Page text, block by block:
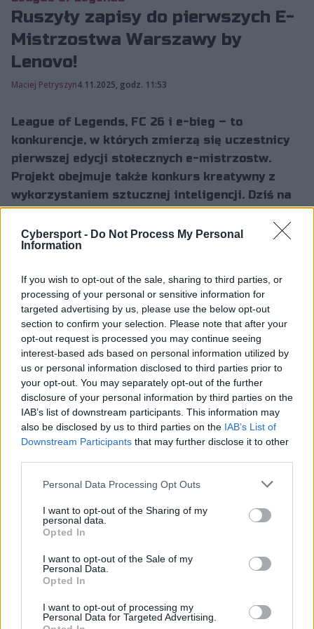
Cybersport - Do Not Process My Personal
Information
If you wish to opt-out of the sale, sharing to third parties, or
processing of your personal or sensitive information for
targeted advertising by us, please use the below opt-out
section to confirm your selection. Please note that after your
opt-out request is processed you may continue seeing
interest-based ads based on personal information utilized by
us or personal information disclosed to third parties prior to
your opt-out. You may separately opt-out of the further
disclosure of your personal information by third parties on the
IAB’s list of downstream participants. This information may
also be disclosed by us to third parties on the IAB’s List of
Downstream Participants that may further disclose it to other
Personal Data Processing Opt Outs
I want to opt-out of the Sharing of my
personal data.
Opted In
I want to opt-out of the Sale of my
Personal Data.
Opted In
I want to opt-out of processing my
Personal Data for Targeted Advertising.
Ruszyły zapisy do pierwszych E-
Mistrzostwa Warszawy by
Lenovo!
Maciej Petryszyn4.11.2025, godz. 11:53
League of Legends, FC 26 i e-bieg – to
konkurencje, w których zmierzą się uczestnicy
pierwszej edycji stołecznych e-mistrzostw.
Projekt obejmuje także konkurs kreatywny z
wykorzystaniem sztucznej inteligencji. Dziś na
stronie projektu wystartowały zapisy.
rozwijanie kompetencji przyszłości, promowanie
aktywności fizycznej oraz odpowiedzialnego
korzystania z nowych technologii. Inicjatywa jest
otwarta dla wszystkich mieszkańców Warszawy ze
szczególnym uwzględnieniem uczniów szkół
ponadpodstawowych, aby wspierać budowanie lokalnej
tożsamości.
Uczestnicy mają czas na realizację e-biegu oraz
przesłanie pracy konkursowej do 17 listopada.
Kwalifikacje w dwóch grach esportowych zostaną
rozegrane online 22 listopada (FC 26) i 23 listopada
(League of Legends).
Wielki finał e-mistrzostw odbędzie się 28 listopada w
prestiżowej przestrzeni showroomu Lenovo &
Motorola, zlokalizowanej w Hotelu Warszawa na Pl.
Powstańców Warszawy 9. Laureaci wezmą tam udział w
inspirujących warsztatach AI i ceremonii wręczenia
nagród, spotykając się z ambasadorami projektu:
Wojciechem "Bezim" Wróblem oraz Robertem
"LiskiemHD" Liszką.